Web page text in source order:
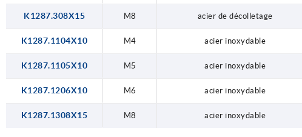
K1287.308X15 M8 acier de décolletage
K1287.1104X10 M4 acier inoxydable
K1287.1105X10 M5 acier inoxydable
K1287.1206X10 M6 acier inoxydable
K1287.1308X15 M8 acier inoxydable